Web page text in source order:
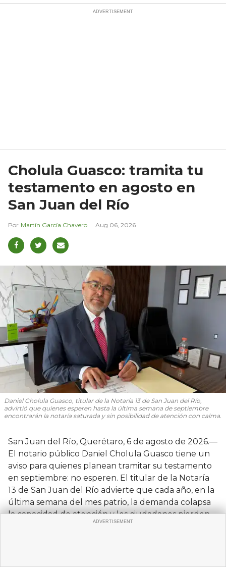
Cholula Guasco: tramita tu
testamento en agosto en
San Juan del Río
Martín García Chavero Aug 06, 2026
Daniel Cholula Guasco, titular de la Notaría 13 de San Juan del Río,
advirtió que quienes esperen hasta la última semana de septiembre
encontrarán la notaría saturada y sin posibilidad de atención con calma.
San Juan del Río, Querétaro, 6 de agosto de 2026.—
El notario público Daniel Cholula Guasco tiene un
aviso para quienes planean tramitar su testamento
en septiembre: no esperen. El titular de la Notaría
13 de San Juan del Río advierte que cada año, en la
última semana del mes patrio, la demanda colapsa
la capacidad de atención y los ciudadanos pierden
la posibilidad de recibir asesoría con calma.